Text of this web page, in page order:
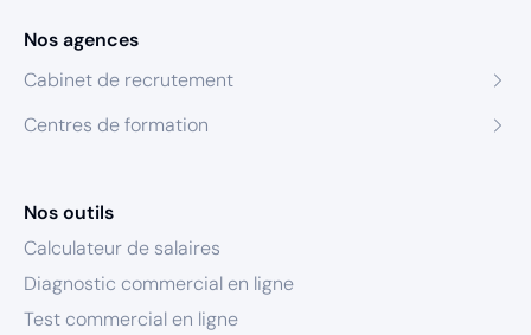
Nos agences
Cabinet de recrutement
Centres de formation
Nos outils
Calculateur de salaires
Diagnostic commercial en ligne
Test commercial en ligne